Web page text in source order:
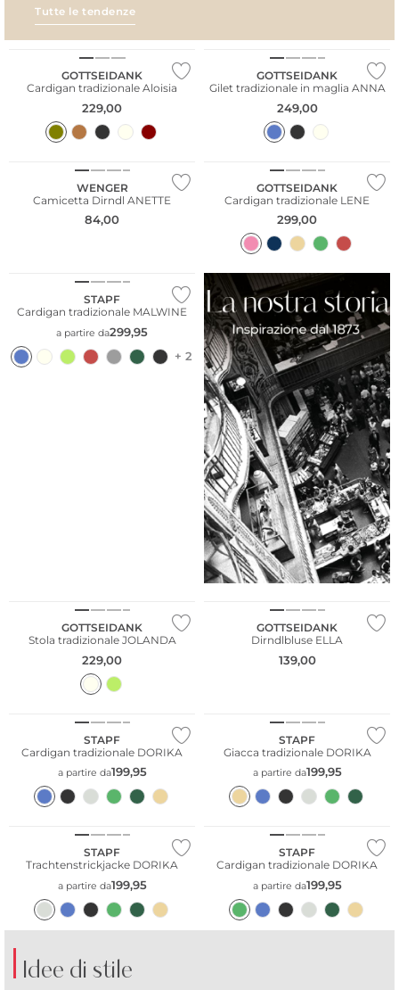
Tutte le tendenze
GOTTSEIDANK
Cardigan tradizionale Aloisia
229,00
GOTTSEIDANK
Gilet tradizionale in maglia ANNA
249,00
Taglie grandi
WENGER
Camicetta Dirndl ANETTE
84,00
GOTTSEIDANK
Cardigan tradizionale LENE
299,00
STAPF
Cardigan tradizionale MALWINE
a partire da299,95
+ 2
GOTTSEIDANK
Stola tradizionale JOLANDA
229,00
GOTTSEIDANK
Dirndlbluse ELLA
139,00
STAPF
Cardigan tradizionale DORIKA
a partire da199,95
STAPF
Giacca tradizionale DORIKA
a partire da199,95
Taglie grandi
STAPF
Trachtenstrickjacke DORIKA
a partire da199,95
STAPF
Cardigan tradizionale DORIKA
a partire da199,95
Idee di stile